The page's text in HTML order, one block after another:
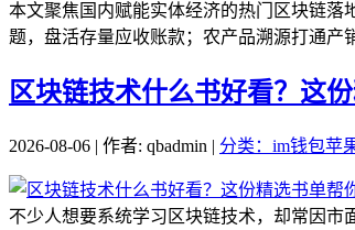
本文聚焦国内赋能实体经济的热门区块链落
题，盘活存量应收账款；农产品溯源打通产
区块链技术什么书好看？这
2026-08-06 | 作者: qbadmin | 分类：im钱包苹
不少人想要系统学习区块链技术，却常因